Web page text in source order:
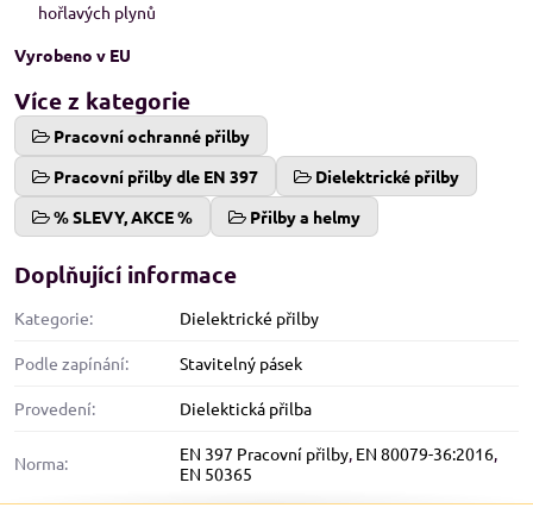
hořlavých plynů
Vyrobeno v EU
Více z kategorie
Pracovní ochranné přilby
Pracovní přilby dle EN 397
Dielektrické přilby
% SLEVY, AKCE %
Přilby a helmy
Doplňující informace
Kategorie: Dielektrické přilby
Podle zapínání: Stavitelný pásek
Provedení: Dielektická přilba
Norma: EN 397 Pracovní přilby, EN 80079-36:2016,
EN 50365